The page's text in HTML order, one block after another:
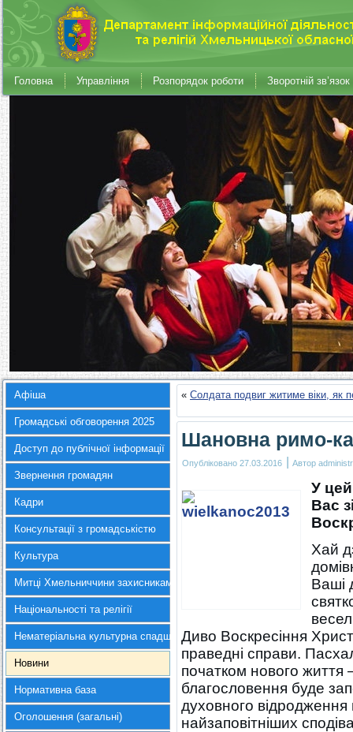
Головна Управління Розпорядок роботи Зворотній зв’язок
Афіша
Громадські обговорення 2025
Доступ до публічної інформації
Звернення громадян
Кадри
Консультації з громадськістю
Культура
Митці Хмельниччини захисникам України
Національності та релігії
Нематеріальна культурна спадщина
Новини
Нормативна база
Оголошення (загальні)
« Солдата подвиг житиме віки, як
Шановна римо-
Опубліковано 27.03.2016 | Автор
У
Вас
Хай
Ваші
Диво Воскресіння
праведні справи.
початком нового життя
благословення буде
духовного
найзаповітніших